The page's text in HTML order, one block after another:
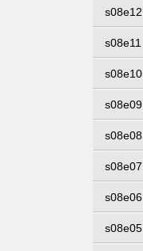
s08e12
s08e11
s08e10
s08e09
s08e08
s08e07
s08e06
s08e05